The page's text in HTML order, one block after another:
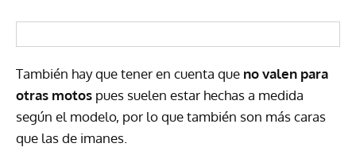
También hay que tener en cuenta que no valen para
otras motos pues suelen estar hechas a medida
según el modelo, por lo que también son más caras
que las de imanes.